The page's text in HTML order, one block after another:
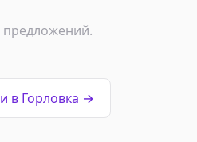
предложений.
в Горловка →